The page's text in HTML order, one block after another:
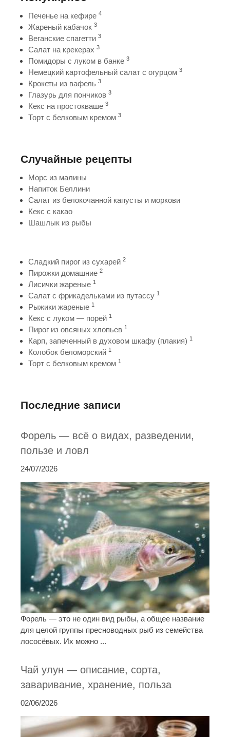
Печенье на кефире 4
Жареный кабачок 3
Веганские спагетти 3
Салат на крекерах 3
Помидоры с луком в банке 3
Немецкий картофельный салат с огурцом 3
Крокеты из вафель 3
Глазурь для пончиков 3
Кекс на простокваше 3
Торт с белковым кремом 3
Случайные рецепты
Морс из малины
Напиток Беллини
Салат из белокочанной капусты и моркови
Кекс с какао
Шашлык из рыбы
Сладкий пирог из сухарей 2
Пирожки домашние 2
Лисички жареные 1
Салат с фрикадельками из путассу 1
Рыжики жареные 1
Кекс с луком — порей 1
Пирог из овсяных хлопьев 1
Карп, запеченный в духовом шкафу (плакия) 1
Колобок беломорский 1
Торт с белковым кремом 1
Последние записи
Форель — всё о видах, разведении,
пользе и ловл
24/07/2026
Форель — это не один вид рыбы, а общее название
для целой группы пресноводных рыб из семейства
лососёвых. Их можно ...
Чай улун — описание, сорта,
заваривание, хранение, польза
02/06/2026